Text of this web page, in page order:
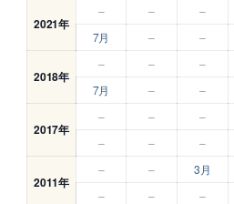
2021年
– – –
7月
– –
2018年
– – –
7月
– –
2017年
– – –
–
– –
2011年
– – 3月
–
– –